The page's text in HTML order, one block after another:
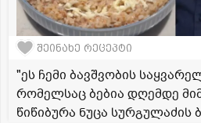
შეინახე რეცეპტი
"ეს ჩემი ბავშვობის
რომელსაც ბებია დღემდე
წიწიბურა ნუცა სურგულაძის